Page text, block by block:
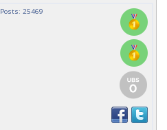
Posts: 25469